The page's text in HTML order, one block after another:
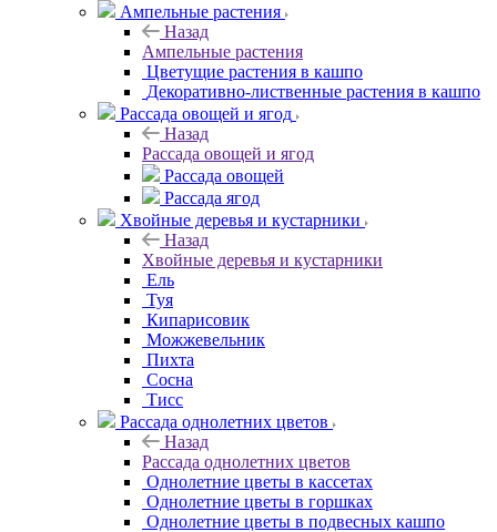
Ампельные растения
Назад
Ампельные растения
Цветущие растения в кашпо
Декоративно-лиственные растения в кашпо
Рассада овощей и ягод
Назад
Рассада овощей и ягод
Рассада овощей
Рассада ягод
Хвойные деревья и кустарники
Назад
Хвойные деревья и кустарники
Ель
Туя
Кипарисовик
Можжевельник
Пихта
Сосна
Тисc
Рассада однолетних цветов
Назад
Рассада однолетних цветов
Однолетние цветы в кассетах
Однолетние цветы в горшках
Однолетние цветы в подвесных кашпо